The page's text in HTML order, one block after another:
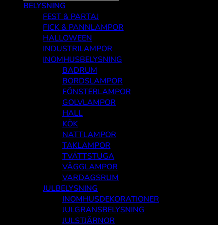
BELYSNING
FEST & PARTAJ
FICK & PANNLAMPOR
HALLOWEEN
INDUSTRILAMPOR
INOMHUSBELYSNING
BADRUM
BORDSLAMPOR
FÖNSTERLAMPOR
GOLVLAMPOR
HALL
KÖK
NATTLAMPOR
TAKLAMPOR
TVÄTTSTUGA
VÄGGLAMPOR
VARDAGSRUM
JULBELYSNING
INOMHUSDEKORATIONER
JULGRANSBELYSNING
JULSTJÄRNOR